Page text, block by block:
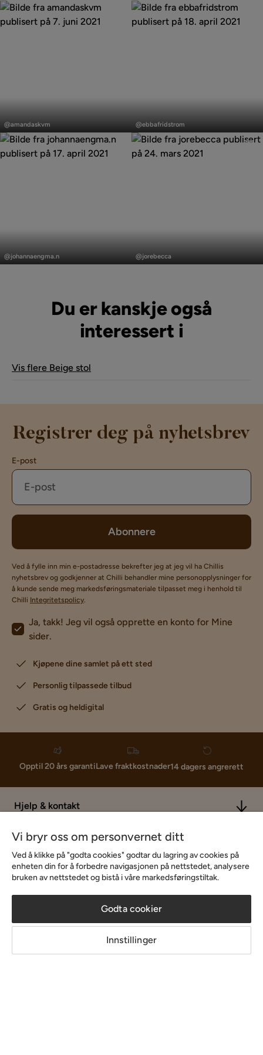
publisert
av
@amandaskvm
publisert
av
@ebbafridstrom
publisert
@johannaengma.n
publisert
@jorebecca
Du er kanskje også
interessert i
Vis flere Beige stol
Registrer deg på nyhetsbrev
E-post
Abonnere
Ved å fylle inn min e-postadresse bekrefter jeg at jeg vil ha Chillis
nyhetsbrev og godkjenner at Chilli behandler mine personopplysninger for
å kunde sende meg markedsføringsmateriale tilpasset meg i henhold til
Chilli Integritetspolicy.
Ja, takk! Jeg vil også opprette en konto for Mine
sider.
Kjøpene dine samlet på ett sted
Personlig tilpassede tilbud
Gratis og heldigital
Opptil 20 års garantiLave fraktkostnader14 dagers angrerett
Hjelp & kontakt
Sortiment & tilbud
Inspirasjon
Om Chilli
Vi bryr oss om personvernet ditt
Ved å klikke på "godta cookies" godtar du lagring av cookies på
enheten din for å forbedre navigasjonen på nettstedet, analysere
bruken av nettstedet og bistå i våre markedsføringstiltak.
Godta cookier
Innstillinger